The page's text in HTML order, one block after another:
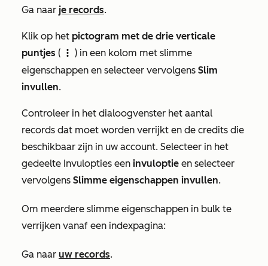
Ga naar je records.
Klik op het pictogram met de drie verticale
puntjes ( verticalMenuIcon
) in een kolom met slimme
eigenschappen en selecteer vervolgens Slim
invullen.
Controleer in het dialoogvenster het aantal
records dat moet worden verrijkt en de credits die
beschikbaar zijn in uw account. Selecteer in het
gedeelte Invulopties een invuloptie en selecteer
vervolgens Slimme eigenschappen invullen.
Om meerdere slimme eigenschappen in bulk te
verrijken vanaf een indexpagina:
Ga naar uw records.